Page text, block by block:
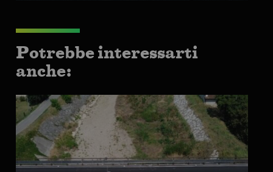
Potrebbe interessarti
anche: